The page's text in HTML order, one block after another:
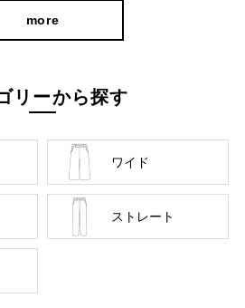
more
リーから探す
ワイド
ストレート